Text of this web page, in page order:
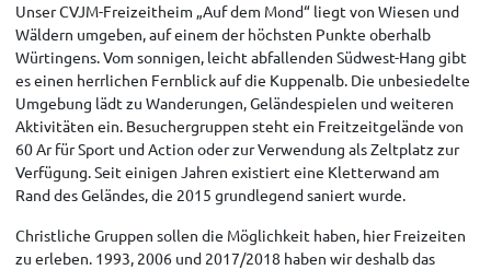
Unser CVJM-Freizeitheim „Auf dem Mond“ liegt von Wiesen und
Wäldern umgeben, auf einem der höchsten Punkte oberhalb
Würtingens. Vom sonnigen, leicht abfallenden Südwest-Hang gibt
es einen herrlichen Fernblick auf die Kuppenalb. Die unbesiedelte
Umgebung lädt zu Wanderungen, Geländespielen und weiteren
Aktivitäten ein. Besuchergruppen steht ein Freitzeitgelände von
60 Ar für Sport und Action oder zur Verwendung als Zeltplatz zur
Verfügung. Seit einigen Jahren existiert eine Kletterwand am
Rand des Geländes, die 2015 grundlegend saniert wurde.
Christliche Gruppen sollen die Möglichkeit haben, hier Freizeiten
zu erleben. 1993, 2006 und 2017/2018 haben wir deshalb das